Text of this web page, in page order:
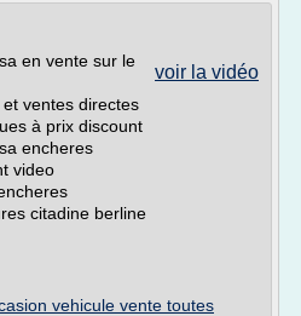
voir la vidéo
en vente sur le
ventes directes
à prix discount
encheres
video
citadine berline
vehicule vente toutes